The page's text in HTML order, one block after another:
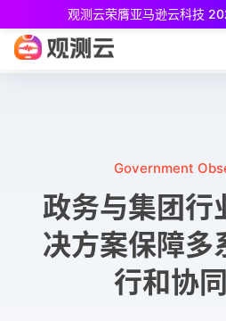
观测云荣膺亚马逊云科技
专为中小团队与个人开发者设
Government
政务与集团行
决方案保障多
行和协